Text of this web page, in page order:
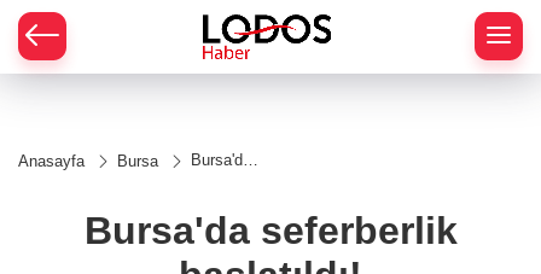
Anasayfa Bursa
Bursa'da
Bursa'da seferberlik